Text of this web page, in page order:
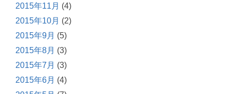
2015年11月 (4)
2015年10月 (2)
2015年9月 (5)
2015年8月 (3)
2015年7月 (3)
2015年6月 (4)